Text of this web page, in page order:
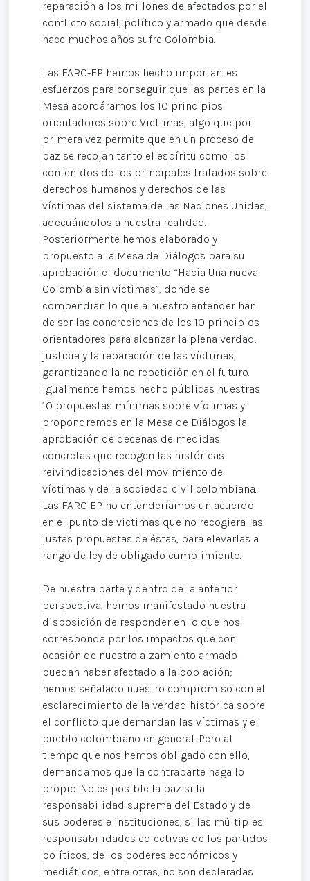
reparación a los millones de afectados por el
conflicto social, político y armado que desde
hace muchos años sufre Colombia.
Las FARC-EP hemos hecho importantes
esfuerzos para conseguir que las partes en la
Mesa acordáramos los 10 principios
orientadores sobre Victimas, algo que por
primera vez permite que en un proceso de
paz se recojan tanto el espíritu como los
contenidos de los principales tratados sobre
derechos humanos y derechos de las
víctimas del sistema de las Naciones Unidas,
adecuándolos a nuestra realidad.
Posteriormente hemos elaborado y
propuesto a la Mesa de Diálogos para su
aprobación el documento “Hacia Una nueva
Colombia sin víctimas”, donde se
compendian lo que a nuestro entender han
de ser las concreciones de los 10 principios
orientadores para alcanzar la plena verdad,
justicia y la reparación de las víctimas,
garantizando la no repetición en el futuro.
Igualmente hemos hecho públicas nuestras
10 propuestas mínimas sobre víctimas y
propondremos en la Mesa de Diálogos la
aprobación de decenas de medidas
concretas que recogen las históricas
reivindicaciones del movimiento de
víctimas y de la sociedad civil colombiana.
Las FARC EP no entenderíamos un acuerdo
en el punto de victimas que no recogiera las
justas propuestas de éstas, para elevarlas a
rango de ley de obligado cumplimiento.
De nuestra parte y dentro de la anterior
perspectiva, hemos manifestado nuestra
disposición de responder en lo que nos
corresponda por los impactos que con
ocasión de nuestro alzamiento armado
puedan haber afectado a la población;
hemos señalado nuestro compromiso con el
esclarecimiento de la verdad histórica sobre
el conflicto que demandan las víctimas y el
pueblo colombiano en general. Pero al
tiempo que nos hemos obligado con ello,
demandamos que la contraparte haga lo
propio. No es posible la paz si la
responsabilidad suprema del Estado y de
sus poderes e instituciones, si las múltiples
responsabilidades colectivas de los partidos
políticos, de los poderes económicos y
mediáticos, entre otras, no son declaradas